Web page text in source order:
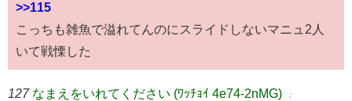
>>115
こっちも雑魚で溢れてんのにスライドしないマニュ2人
いて戦慄した
127 なまえをいれてください (ﾜｯﾁｮｲ 4e74-2nMG) ：